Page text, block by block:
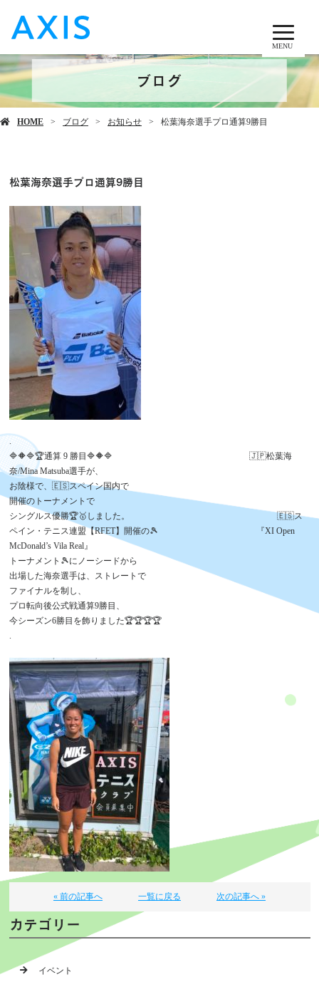
MENU
ブログ
HOME ブログ お知らせ 松葉海奈選手プロ通算9勝目
松葉海奈選手プロ通算9勝目
🔷🔶🔷🏆通算 9 勝目🔷🔶🔷 🇯🇵松葉海
奈/Mina Matsuba選手が、
お陰様で、🇪🇸スペイン国内で
開催のトーナメントで
シングルス優勝🏆🥇しました。 🇪🇸ス
ペイン・テニス連盟【RFET】開催の🎾 『XI Open
McDonald’s Vila Real』
トーナメント🎾にノーシードから
出場した海奈選手は、ストレートで
ファイナルを制し、
プロ転向後公式戦通算9勝目、
今シーズン6勝目を飾りました🏆🏆🏆🏆
« 前の記事へ 一覧に戻る 次の記事へ »
カテゴリー
イベント